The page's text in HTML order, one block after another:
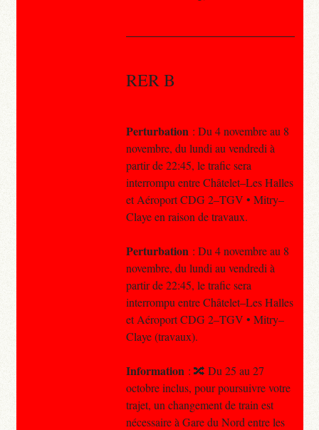
RER B
Perturbation : Du 4 novembre au 8
novembre, du lundi au vendredi à
partir de 22:45, le trafic sera
interrompu entre Châtelet–Les Halles
et Aéroport CDG 2–TGV • Mitry–
Claye en raison de travaux.
Perturbation : Du 4 novembre au 8
novembre, du lundi au vendredi à
partir de 22:45, le trafic sera
interrompu entre Châtelet–Les Halles
et Aéroport CDG 2–TGV • Mitry–
Claye (travaux).
Information : 🔀 Du 25 au 27
octobre inclus, pour poursuivre votre
trajet, un changement de train est
nécessaire à Gare du Nord entre les